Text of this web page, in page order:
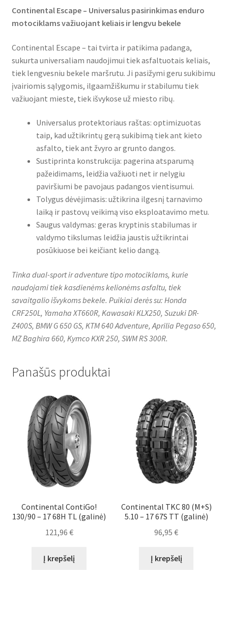
Continental Escape – Universalus pasirinkimas enduro
motociklams važiuojant keliais ir lengvu bekele
Continental Escape – tai tvirta ir patikima padanga,
sukurta universaliam naudojimui tiek asfaltuotais keliais,
tiek lengvesniu bekele maršrutu. Ji pasižymi geru sukibimu
įvairiomis sąlygomis, ilgaamžiškumu ir stabilumu tiek
važiuojant mieste, tiek išvykose už miesto ribų.
Universalus protektoriaus raštas: optimizuotas
taip, kad užtikrintų gerą sukibimą tiek ant kieto
asfalto, tiek ant žvyro ar grunto dangos.
Sustiprinta konstrukcija: pagerina atsparumą
pažeidimams, leidžia važiuoti net ir nelygiu
paviršiumi be pavojaus padangos vientisumui.
Tolygus dėvėjimasis: užtikrina ilgesnį tarnavimo
laiką ir pastovų veikimą viso eksploatavimo metu.
Saugus valdymas: geras kryptinis stabilumas ir
valdymo tikslumas leidžia jaustis užtikrintai
posūkiuose bei keičiant kelio dangą.
Tinka dual-sport ir adventure tipo motociklams, kurie
naudojami tiek kasdienėms kelionėms asfaltu, tiek
savaitgalio išvykoms bekele. Puikiai derės su: Honda
CRF250L, Yamaha XT660R, Kawasaki KLX250, Suzuki DR-
Z400S, BMW G 650 GS, KTM 640 Adventure, Aprilia Pegaso 650,
MZ Baghira 660, Kymco KXR 250, SWM RS 300R.
Panašūs produktai
Continental ContiGo!
130/90 – 17 68H TL (galinė)
121,96 €
Į krepšelį
Continental TKC 80 (M+S)
5.10 – 17 67S TT (galinė)
96,95€
Į krepšelį